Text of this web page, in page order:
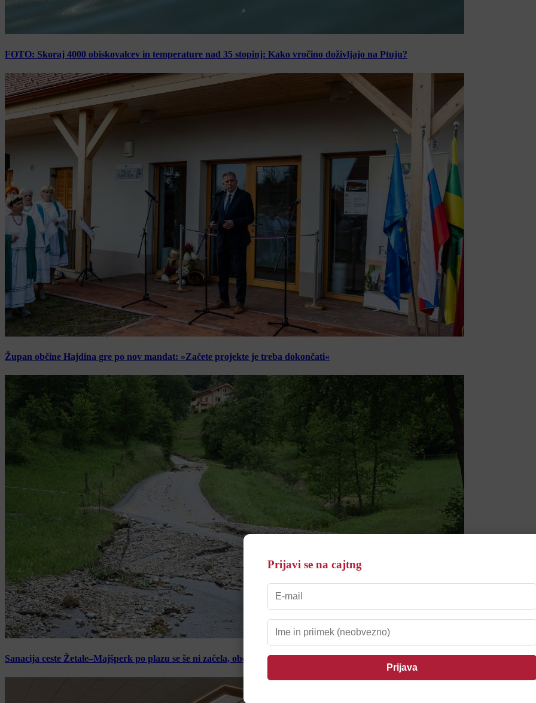
FOTO: Skoraj 4000 obiskovalcev in temperature nad 35 stopinj: Kako vročino doživljajo na Ptuju?
Župan občine Hajdina gre po nov mandat: »Začete projekte je treba dokončati«
Sanacija ceste Žetale–Majšperk po plazu se še ni začela, občina pojasnjuje razloge
Prijavi se na cajtng